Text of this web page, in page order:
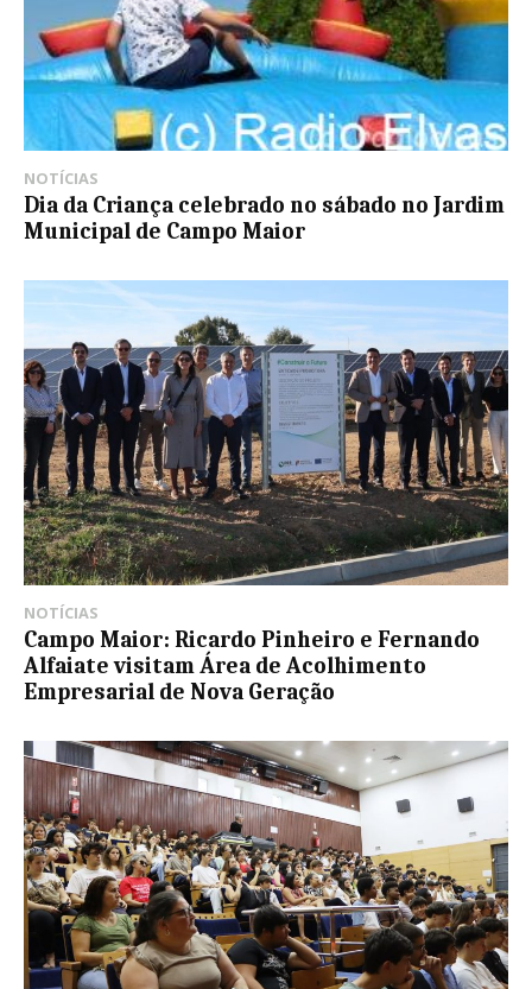
NOTÍCIAS
Dia da Criança celebrado no sábado no Jardim
Municipal de Campo Maior
NOTÍCIAS
Campo Maior: Ricardo Pinheiro e Fernando
Alfaiate visitam Área de Acolhimento
Empresarial de Nova Geração